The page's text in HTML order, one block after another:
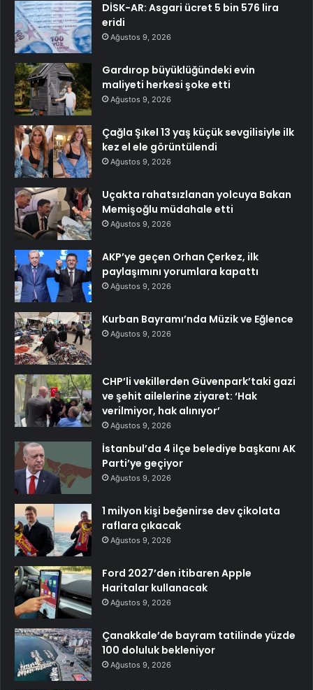
DİSK-AR: Asgari ücret 5 bin 576 lira
eridi
Ağustos 9, 2026
Gardırop büyüklüğündeki evin
maliyeti herkesi şoke etti
Ağustos 9, 2026
Çağla Şıkel 13 yaş küçük sevgilisiyle ilk
kez el ele görüntülendi
Ağustos 9, 2026
Uçakta rahatsızlanan yolcuya Bakan
Memişoğlu müdahale etti
Ağustos 9, 2026
AKP’ye geçen Orhan Çerkez, ilk
paylaşımını yorumlara kapattı
Ağustos 9, 2026
Kurban Bayramı’nda Müzik ve Eğlence
Ağustos 9, 2026
CHP’li vekillerden Güvenpark’taki gazi
ve şehit ailelerine ziyaret: ‘Hak
verilmiyor, hak alınıyor’
Ağustos 9, 2026
İstanbul’da 4 ilçe belediye başkanı AK
Parti’ye geçiyor
Ağustos 9, 2026
1 milyon kişi beğenirse dev çikolata
raflara çıkacak
Ağustos 9, 2026
Ford 2027’den itibaren Apple
Haritalar kullanacak
Ağustos 9, 2026
Çanakkale’de bayram tatilinde yüzde
100 doluluk bekleniyor
Ağustos 9, 2026